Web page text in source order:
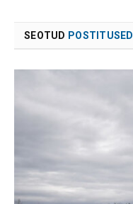
SEOTUD POSTITUSED